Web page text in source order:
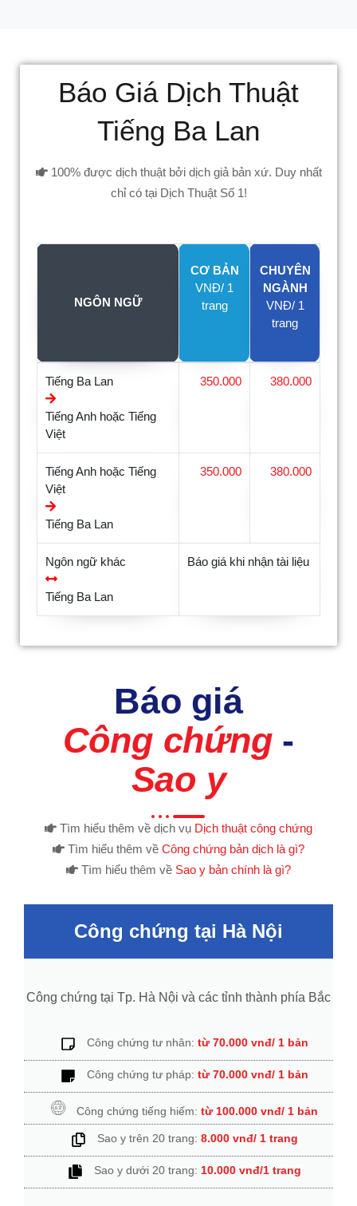
Báo Giá Dịch Thuật
Tiếng Ba Lan
100% được dịch thuật bởi dịch giả bản xứ. Duy nhất
chỉ có tại Dịch Thuật Số 1!
NGÔN NGỮ
CƠ BẢN
VNĐ/ 1
trang
CHUYÊN
NGÀNH
VNĐ/ 1
trang
Tiếng Ba Lan
Tiếng Anh hoặc Tiếng
Việt
350.000 380.000
Tiếng Anh hoặc Tiếng
Việt
Tiếng Ba Lan
350.000 380.000
Ngôn ngữ khác
Tiếng Ba Lan
Báo giá khi nhận tài liệu
Báo giá
Công chứng-
Sao y
Tìm hiểu thêm về dịch vụ Dịch thuật công chứng
Tìm hiểu thêm về Công chứng bản dịch là gì?
Tìm hiểu thêm về Sao y bản chính là gì?
Công chứng tại Hà Nội
Công chứng tại Tp. Hà Nội và các tỉnh thành phía Bắc​
Công chứng tư nhân: từ 70.000 vnđ/ 1 bản
Công chứng tư pháp: từ 70.000 vnđ/ 1 bản
Công chứng tiếng hiếm: từ 100.000 vnđ/ 1 bản
Sao y trên 20 trang: 8.000 vnđ/ 1 trang
Sao y dưới 20 trang: 10.000 vnđ/1 trang